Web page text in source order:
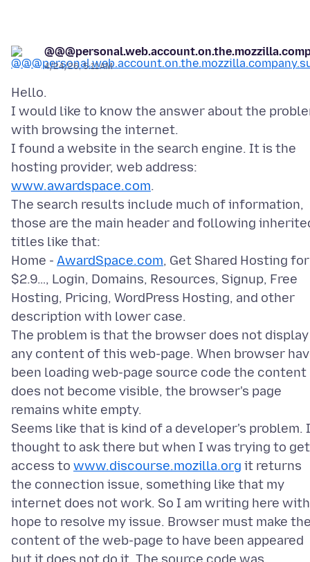
4/24/26, 5:11 AM
Hello.
I would like to know the answer about the
with browsing the internet.
I found a website in the search engine. It is the
hosting provider, web address:
www.awardspace.com.
The search results include much of information,
those are the main header and following
titles like that:
Home - AwardSpace.com, Get Shared Hosting for
$2.9…, Login, Domains, Resources, Signup, Free
Hosting, Pricing, WordPress Hosting, and other
description with lower case.
The problem is that the browser does not display
any content of this web-page. When browser
been loading web-page source code the content
does not become visible, the browser's page
remains white empty.
Seems like that is kind of a developer's problem. I
thought to ask there but when I was trying to get
access to www.discourse.mozilla.org it returns
the connection issue, something like that my
internet does not work. So I am writing here with
hope to resolve my issue. Browser must make
content of the web-page to have been appeared